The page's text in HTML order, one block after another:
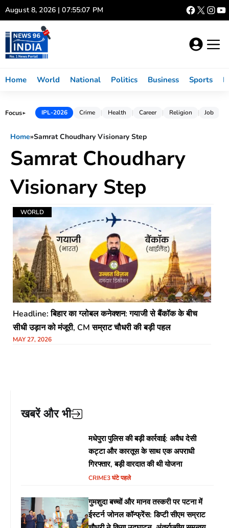
Skip
to
content
August 8, 2026 | 07:55:07 PM
Home World National Politics Business Sports
Focus► IPL-2026 Crime Health Career Religion Job
Home»Samrat Choudhary Visionary Step
Samrat Choudhary
Visionary Step
WORLD
Headline: बिहार का ग्लोबल कनेक्शन: गयाजी से बैंकॉक के बीच
सीधी उड़ान को मंजूरी, CM सम्राट चौधरी की बड़ी पहल
MAY 27, 2026
खबरें और भी
मधेपुरा पुलिस की बड़ी कार्रवाई: अवैध देसी
कट्टा और कारतूस के साथ एक अपराधी
गिरफ्तार, बड़ी वारदात की थी योजना
CRIME3 घंटे पहले
गुमशुदा बच्चों और मानव तस्करी पर पटना में
ईस्टर्न जोनल कॉन्फ्रेंस: डिप्टी सीएम सम्राट